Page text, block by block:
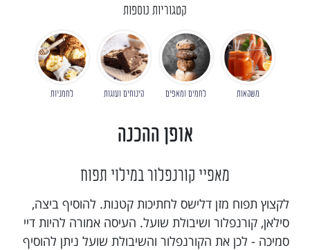
קטגוריות נוספות
משקאות לחמים ומאפים קינוחים ועוגות לחמניות
אופן ההכנה
מאפיי קורנפלור במילוי תפוח
לקצוץ תפוח מזן דלישס לחתיכות קטנות. להוסיף ביצה,
סילאן, קורנפלור ושיבולת שועל. העיסה אמורה להיות דיי
סמיכה - לכן את הקורנפלור והשיבולת שועל ניתן להוסיף